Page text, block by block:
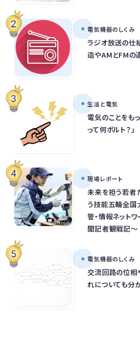
電気機器のしくみ
ラジオ放送の仕
造やAMとFMの
生活と電気
電気のことをも
って何ボルト？」
現場レポート
未来を担う若者
う技能五輪全国
管・情報ネット
聞記者観戦記～
電気機器のしくみ
交流回路の位相
れについても分